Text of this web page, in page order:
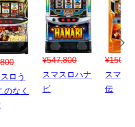
¥150,000
スマスロ秘宝
伝
¥1,867,800
Lパチスロ 炎
炎ノ消防隊2